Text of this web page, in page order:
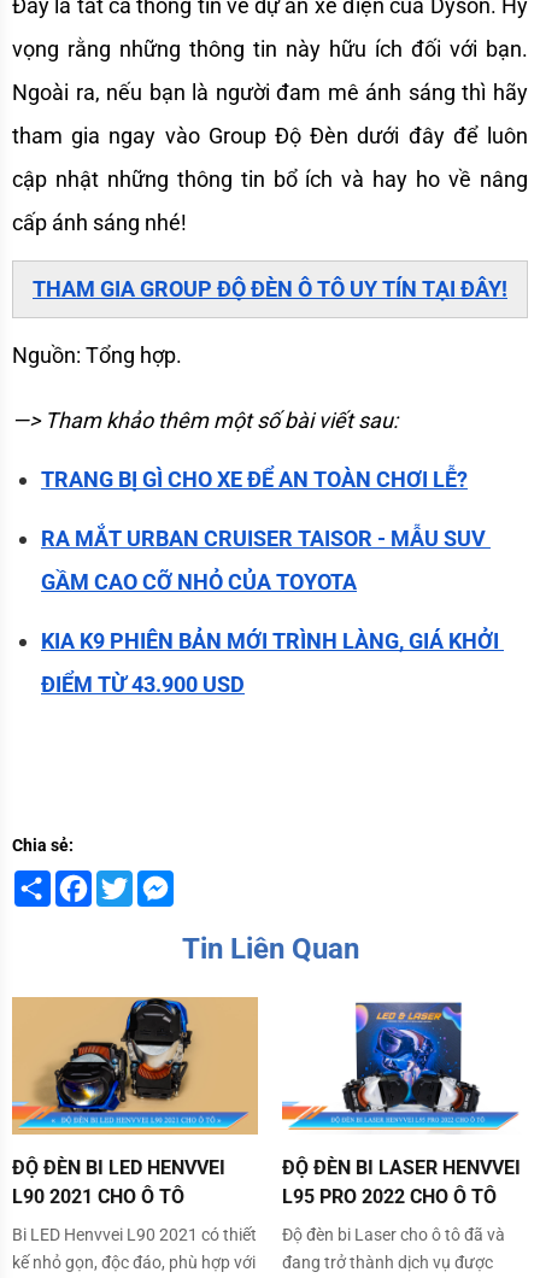
vọng rằng những thông tin này hữu ích đối với bạn.
Ngoài ra, nếu bạn là người đam mê ánh sáng thì hãy
tham gia ngay vào Group Độ Đèn dưới đây để luôn
cập nhật những thông tin bổ ích và hay ho về nâng
cấp ánh sáng nhé!
THAM GIA GROUP ĐỘ ĐÈN Ô TÔ UY TÍN TẠI ĐÂY!
Nguồn: Tổng hợp.
—> Tham khảo thêm một số bài viết sau:
TRANG BỊ GÌ CHO XE ĐỂ AN TOÀN CHƠI LỄ?
RA MẮT URBAN CRUISER TAISOR - MẪU SUV
GẦM CAO CỠ NHỎ CỦA TOYOTA
KIA K9 PHIÊN BẢN MỚI TRÌNH LÀNG, GIÁ KHỞI
ĐIỂM TỪ 43.900 USD
Chia sẻ:
Share Facebook
Twitter
Tin Liên Quan
ĐỘ ĐÈN BI LED HENVVEI
L90 2021 CHO Ô TÔ
Bi LED Henvvei L90 2021 có thiết
kế nhỏ gọn, độc đáo, phù hợp với
ĐỘ ĐÈN BI LASER HENVVEI
L95 PRO 2022 CHO Ô TÔ
Độ đèn bi Laser cho ô tô đã và
đang trở thành dịch vụ được